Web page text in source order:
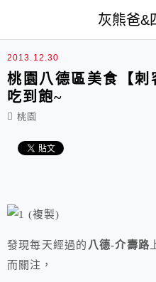
灰熊爸&
2013.12.30
桃園八德區美食【
吃到飽~
桃園
發現每天經過的 八德-介壽路
而關注，